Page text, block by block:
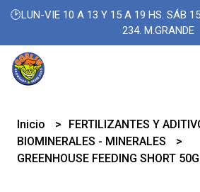
🕑LUN-VIE 10 A 13 Y 15 A 19 HS. SÁB
234. M.GRANDE
Inicio
FERTILIZANTES Y
BIOMINERALES - MINERALES
GREENHOUSE FEEDING SHORT 50G